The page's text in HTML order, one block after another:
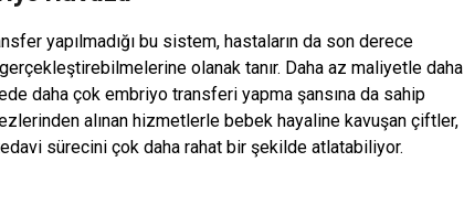
yapılmadığı bu sistem, hastaların da son derece
olanak tanır. Daha az maliyetle daha
daha çok embriyo transferi yapma şansına da sahip
alınan hizmetlerle bebek hayaline kavuşan çiftler,
sürecini çok daha rahat bir şekilde atlatabiliyor.